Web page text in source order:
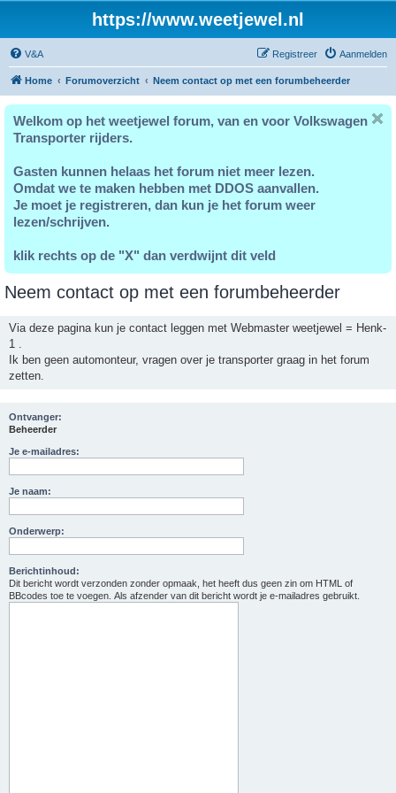
https://www.weetjewel.nl
V&A Aanmelden
Registreer
Home Forumoverzicht Neem contact op met een forumbeheerder
Welkom op het weetjewel forum, van en voor Volkswagen
Transporter rijders.
Gasten kunnen helaas het forum niet meer lezen.
Omdat we te maken hebben met DDOS aanvallen.
Je moet je registreren, dan kun je het forum weer
lezen/schrijven.
klik rechts op de "X" dan verdwijnt dit veld
Neem contact op met een forumbeheerder
Via deze pagina kun je contact leggen met Webmaster weetjewel = Henk-
1 .
Ik ben geen automonteur, vragen over je transporter graag in het forum
zetten.
Ontvanger:
Beheerder
Je e-mailadres:
Je naam:
Onderwerp:
Berichtinhoud:
Dit bericht wordt verzonden zonder opmaak, het heeft dus geen zin om HTML of
BBcodes toe te voegen. Als afzender van dit bericht wordt je e-mailadres gebruikt.